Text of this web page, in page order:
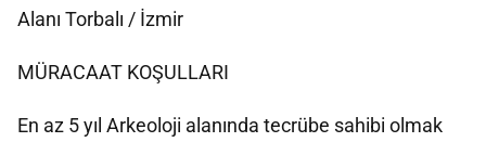
Alanı Torbalı / İzmir
MÜRACAAT KOŞULLARI
En az 5 yıl Arkeoloji alanında tecrübe sahibi olmak